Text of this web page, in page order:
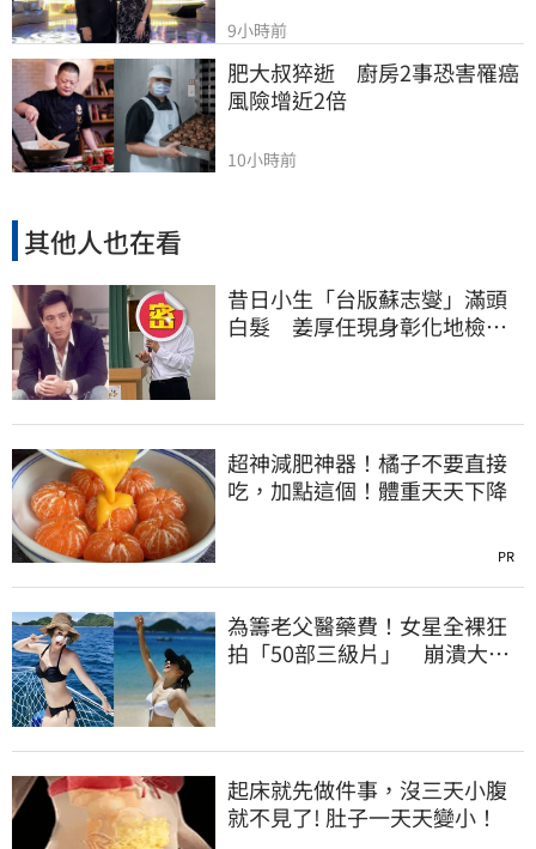
9小時前
肥大叔猝逝　廚房2事恐害罹癌
風險增近2倍
10小時前
其他人也在看
昔日小生「台版蘇志燮」滿頭
白髮 姜厚任現身彰化地檢
超神減肥神器！橘子不要直接
吃，加點這個！體重天天下降
PR
為籌老父醫藥費！女星全裸狂
拍「50部三級片」 崩潰大
起床就先做件事，沒三天小腹
就不見了! 肚子一天天變小！